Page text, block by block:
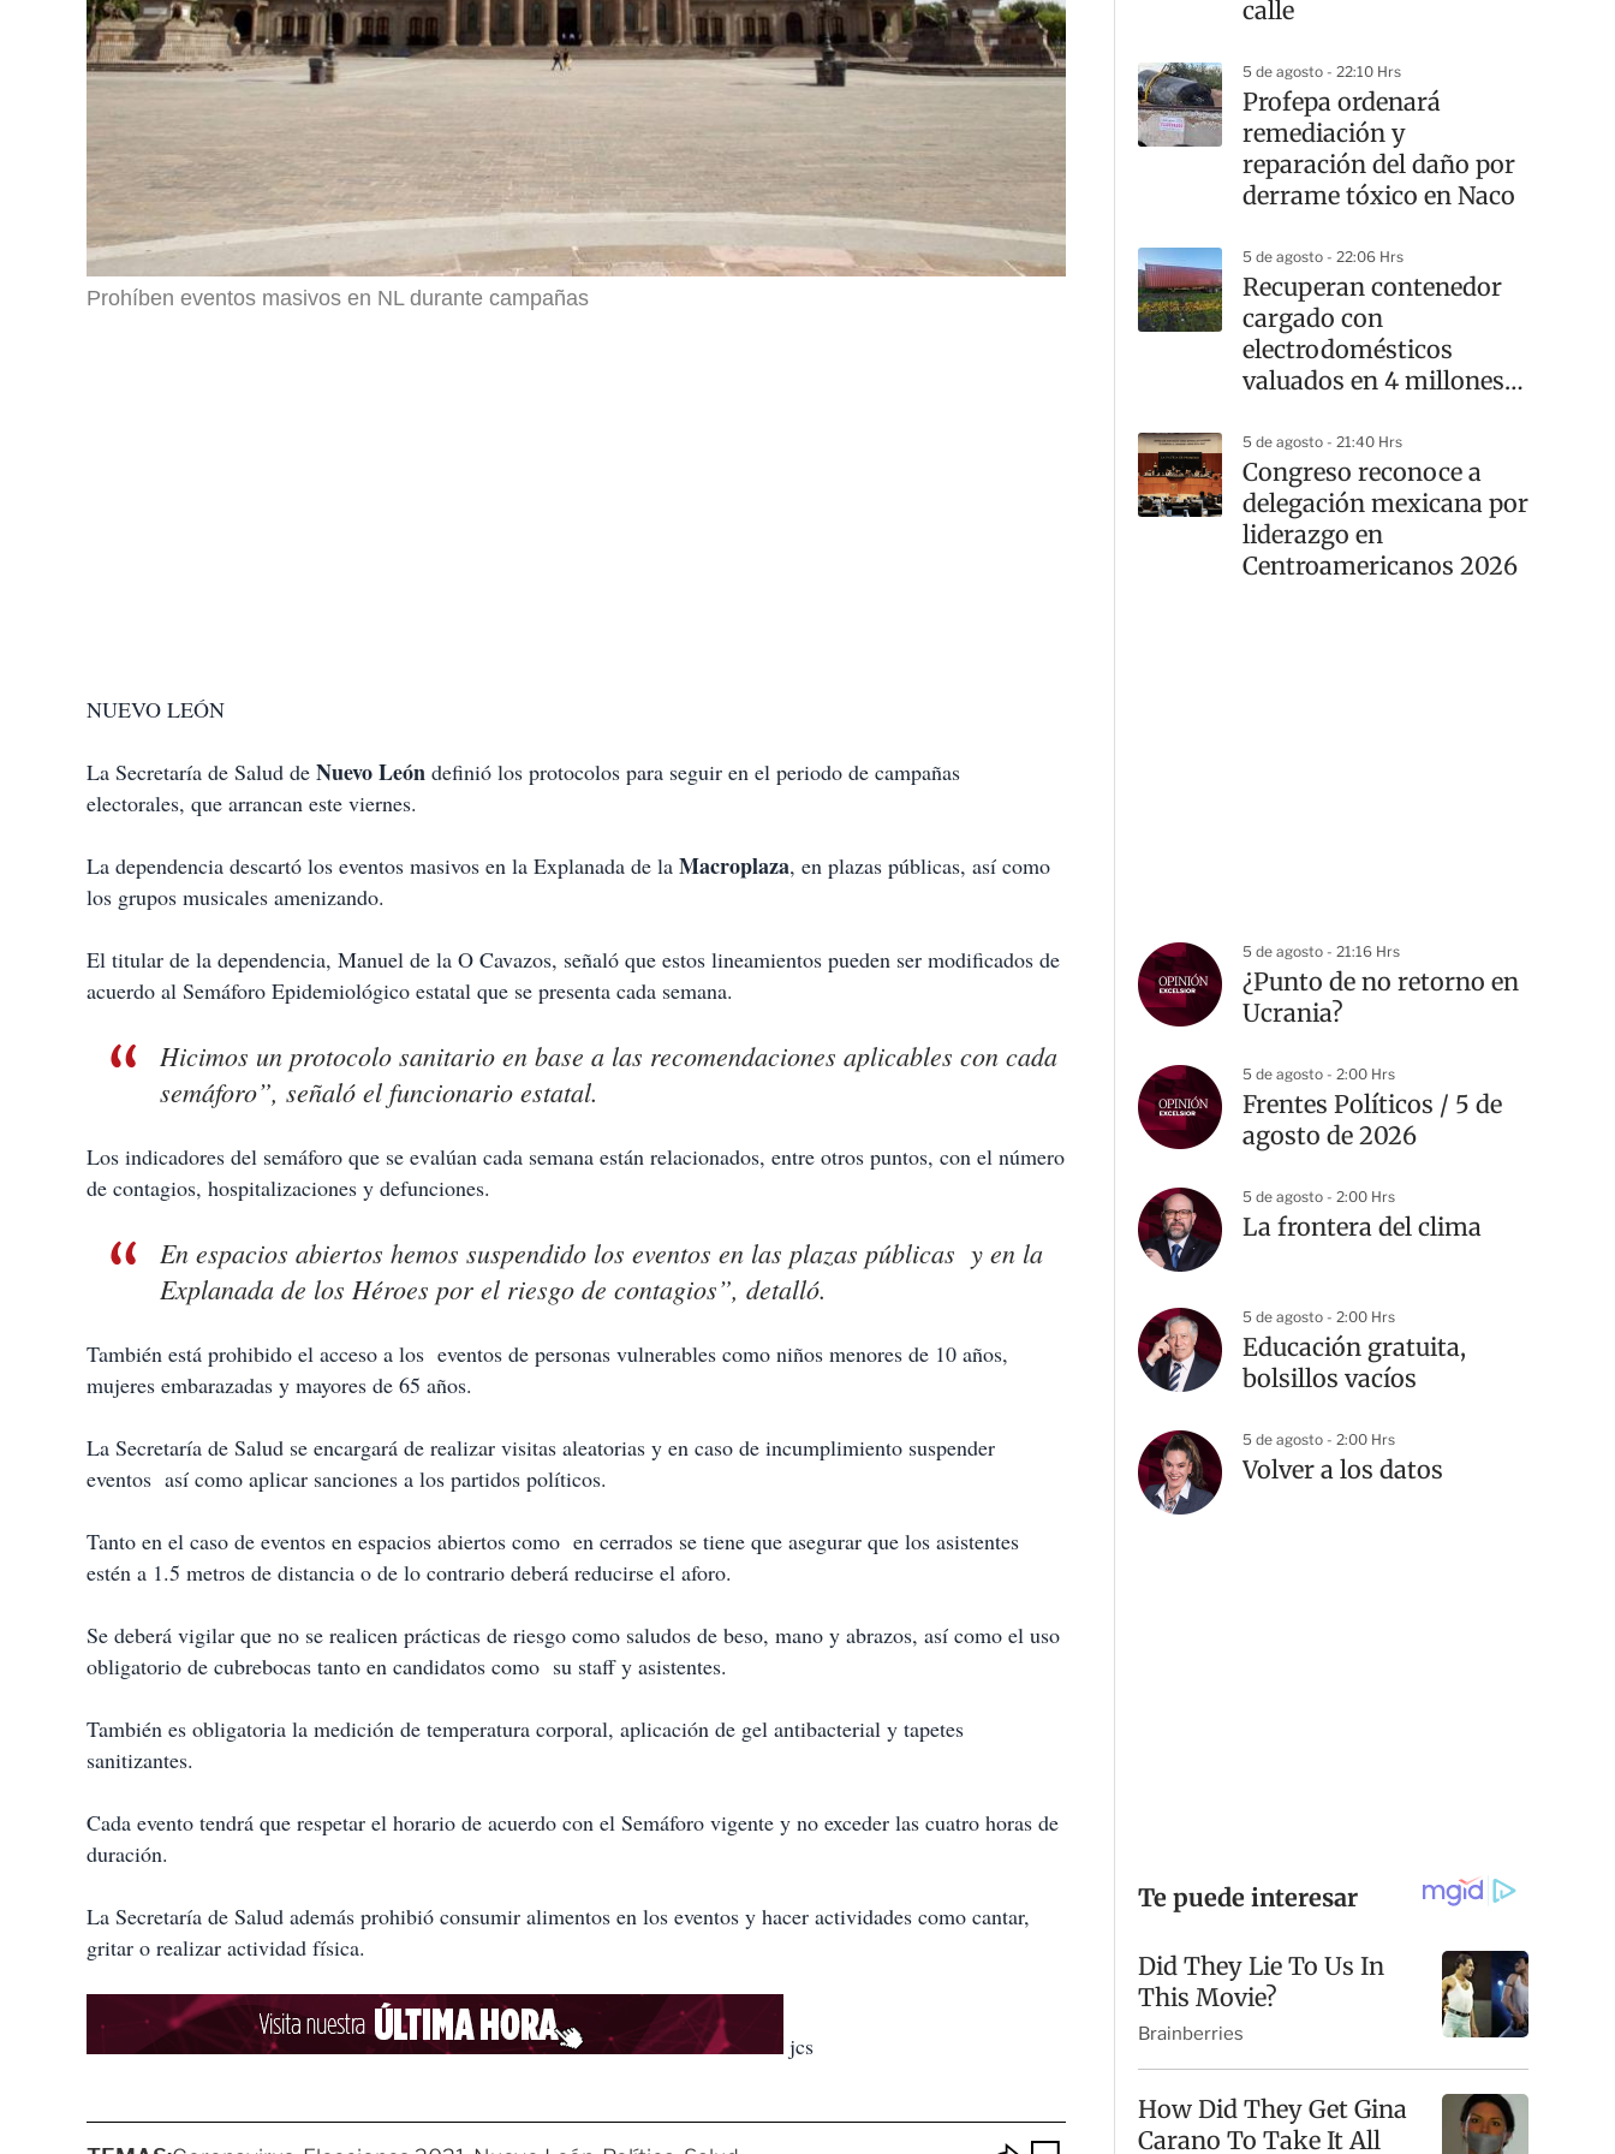
Prohíben eventos masivos en NL durante campañas
NUEVO LEÓN
La Secretaría de Salud de Nuevo León definió los protocolos para seguir en el periodo de campañas
electorales, que arrancan este viernes.
La dependencia descartó los eventos masivos en la Explanada de la Macroplaza, en plazas públicas, así como
los grupos musicales amenizando.
El titular de la dependencia, Manuel de la O Cavazos, señaló que estos lineamientos pueden ser modificados de
acuerdo al Semáforo Epidemiológico estatal que se presenta cada semana.
Hicimos un protocolo sanitario en base a las recomendaciones aplicables con cada
semáforo”, señaló el funcionario estatal.
Los indicadores del semáforo que se evalúan cada semana están relacionados, entre otros puntos, con el número
de contagios, hospitalizaciones y defunciones.
En espacios abiertos hemos suspendido los eventos en las plazas públicas y en la
Explanada de los Héroes por el riesgo de contagios”, detalló.
También está prohibido el acceso a los eventos de personas vulnerables como niños menores de 10 años,
mujeres embarazadas y mayores de 65 años.
La Secretaría de Salud se encargará de realizar visitas aleatorias y en caso de incumplimiento suspender
eventos así como aplicar sanciones a los partidos políticos.
Tanto en el caso de eventos en espacios abiertos como en cerrados se tiene que asegurar que los asistentes
estén a 1.5 metros de distancia o de lo contrario deberá reducirse el aforo.
Se deberá vigilar que no se realicen prácticas de riesgo como saludos de beso, mano y abrazos, así como el uso
obligatorio de cubrebocas tanto en candidatos como su staff y asistentes.
También es obligatoria la medición de temperatura corporal, aplicación de gel antibacterial y tapetes
sanitizantes.
Cada evento tendrá que respetar el horario de acuerdo con el Semáforo vigente y no exceder las cuatro horas de
duración.
La Secretaría de Salud además prohibió consumir alimentos en los eventos y hacer actividades como cantar,
gritar o realizar actividad física.
jcs
calle
5 de agosto - 22:10 Hrs
Profepa ordenará
remediación y
reparación del daño por
derrame tóxico en Naco
5 de agosto - 22:06 Hrs
Recuperan contenedor
cargado con
electrodomésticos
valuados en 4 millones
5 de agosto - 21:40 Hrs
Congreso reconoce a
delegación mexicana por
liderazgo en
Centroamericanos 2026
5 de agosto - 21:16 Hrs
¿Punto de no retorno en
Ucrania?
5 de agosto - 2:00 Hrs
Frentes Políticos / 5 de
agosto de 2026
5 de agosto - 2:00 Hrs
La frontera del clima
5 de agosto - 2:00 Hrs
Educación gratuita,
bolsillos vacíos
5 de agosto - 2:00 Hrs
Volver a los datos